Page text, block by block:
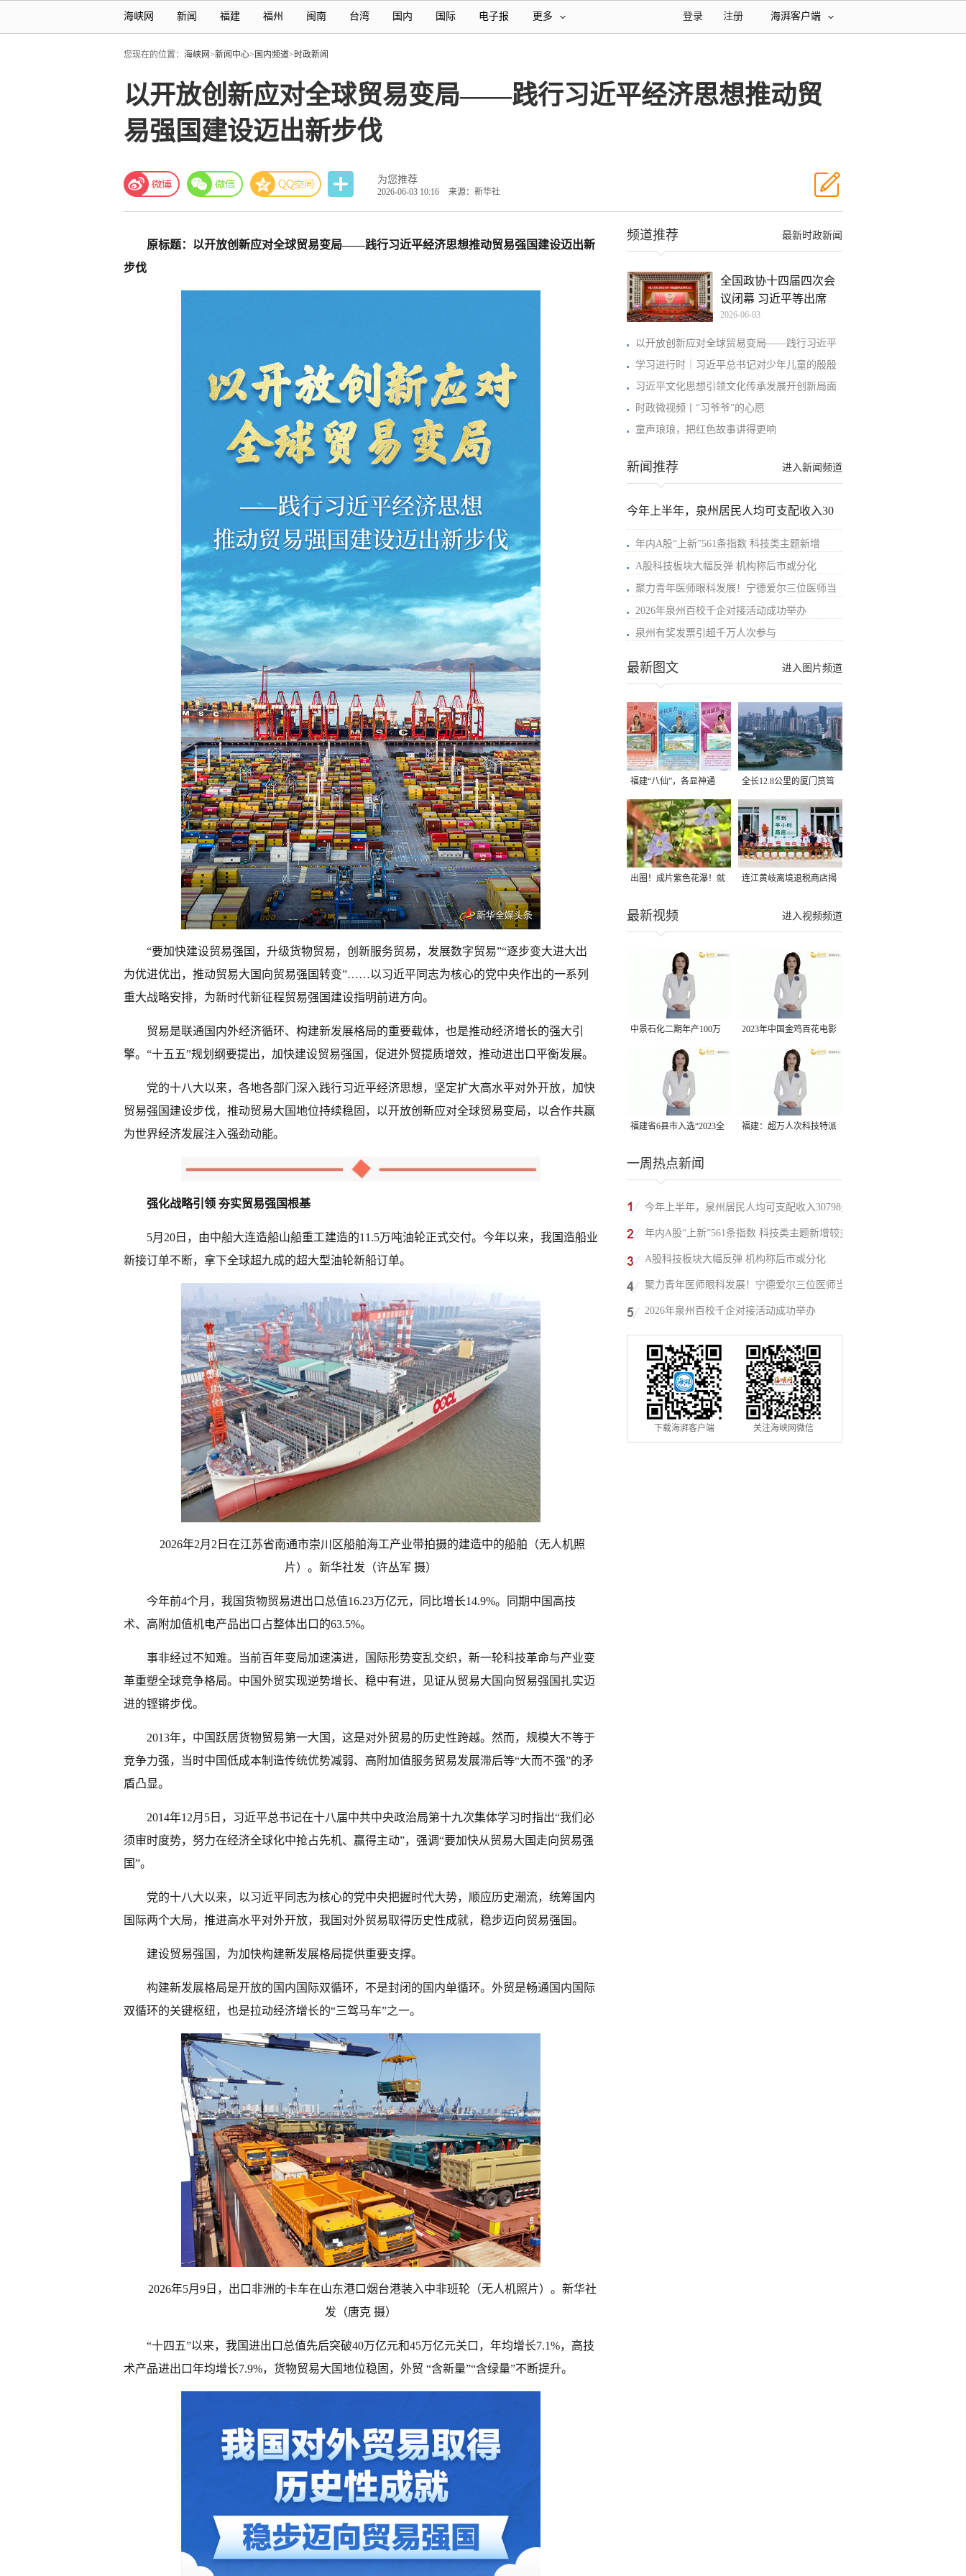
海峡网 新闻 福建 福州 闽南 台湾 国内 国际 电子报 更多 海湃客户端
注册
登录
您现在的位置： 海峡网>新闻中心> 国内频道>时政新闻
以开放创新应对全球贸易变局——践行习近平经济思想推动贸
易强国建设迈出新步伐
为您推荐
2026-06-03 10:16 来源：新华社
原标题：以开放创新应对全球贸易变局——践行习近平经济思想推动贸易强国建设迈出新
步伐
“要加快建设贸易强国，升级货物贸易，创新服务贸易，发展数字贸易”“逐步变大进大出
为优进优出，推动贸易大国向贸易强国转变”……以习近平同志为核心的党中央作出的一系列
重大战略安排，为新时代新征程贸易强国建设指明前进方向。
贸易是联通国内外经济循环、构建新发展格局的重要载体，也是推动经济增长的强大引
擎。“十五五”规划纲要提出，加快建设贸易强国，促进外贸提质增效，推动进出口平衡发展。
党的十八大以来，各地各部门深入践行习近平经济思想，坚定扩大高水平对外开放，加快
贸易强国建设步伐，推动贸易大国地位持续稳固，以开放创新应对全球贸易变局，以合作共赢
为世界经济发展注入强劲动能。
强化战略引领 夯实贸易强国根基
5月20日，由中船大连造船山船重工建造的11.5万吨油轮正式交付。今年以来，我国造船业
新接订单不断，拿下全球超九成的超大型油轮新船订单。
2026年2月2日在江苏省南通市崇川区船舶海工产业带拍摄的建造中的船舶（无人机照
片）。新华社发（许丛军 摄）
今年前4个月，我国货物贸易进出口总值16.23万亿元，同比增长14.9%。同期中国高技
术、高附加值机电产品出口占整体出口的63.5%。
事非经过不知难。当前百年变局加速演进，国际形势变乱交织，新一轮科技革命与产业变
革重塑全球竞争格局。中国外贸实现逆势增长、稳中有进，见证从贸易大国向贸易强国扎实迈
进的铿锵步伐。
2013年，中国跃居货物贸易第一大国，这是对外贸易的历史性跨越。然而，规模大不等于
竞争力强，当时中国低成本制造传统优势减弱、高附加值服务贸易发展滞后等“大而不强”的矛
盾凸显。
2014年12月5日，习近平总书记在十八届中共中央政治局第十九次集体学习时指出“我们必
须审时度势，努力在经济全球化中抢占先机、赢得主动”，强调“要加快从贸易大国走向贸易强
国”。
党的十八大以来，以习近平同志为核心的党中央把握时代大势，顺应历史潮流，统筹国内
国际两个大局，推进高水平对外开放，我国对外贸易取得历史性成就，稳步迈向贸易强国。
建设贸易强国，为加快构建新发展格局提供重要支撑。
构建新发展格局是开放的国内国际双循环，不是封闭的国内单循环。外贸是畅通国内国际
双循环的关键枢纽，也是拉动经济增长的“三驾马车”之一。
2026年5月9日，出口非洲的卡车在山东港口烟台港装入中非班轮（无人机照片）。新华社
发（唐克 摄）
“十四五”以来，我国进出口总值先后突破40万亿元和45万亿元关口，年均增长7.1%，高技
术产品进出口年均增长7.9%，货物贸易大国地位稳固，外贸 “含新量”“含绿量”不断提升。
最新时政新闻
频道推荐
全国政协十四届四次会
议闭幕 习近平等出席
2026-06-03
以开放创新应对全球贸易变局——践行习近平
学习进行时｜习近平总书记对少年儿童的殷殷
习近平文化思想引领文化传承发展开创新局面
时政微视频丨“习爷爷”的心愿
童声琅琅，把红色故事讲得更响
进入新闻频道
新闻推荐
今年上半年，泉州居民人均可支配收入30
年内A股“上新”561条指数 科技类主题新增
A股科技板块大幅反弹 机构称后市或分化
聚力青年医师眼科发展！宁德爱尔三位医师当
2026年泉州百校千企对接活动成功举办
泉州有奖发票引超千万人次参与
进入图片频道
最新图文
福建“八仙”，各显神通 全长12.8公里的厦门筼筜
湖健身步道全线贯通
出圈！成片紫色花瀑！就 连江黄岐离境退税商店揭
进入视频频道
最新视频
中景石化二期年产100万
吨丙烷脱氢项目建成中交
2023年中国金鸡百花电影
节有福电影巡展31日启动
福建省6县市入选“2023全 福建：超万人次科技特派
一周热点新闻
今年上半年，泉州居民人均可支配收入30798元
年内A股“上新”561条指数 科技类主题新增较多
A股科技板块大幅反弹 机构称后市或分化
聚力青年医师眼科发展！宁德爱尔三位医师当
选市眼科青年学组成员
2026年泉州百校千企对接活动成功举办
下载海湃客户端 关注海峡网微信